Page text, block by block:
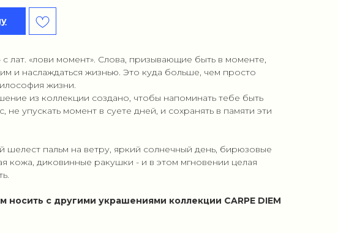
с лат. «лови момент». Слова, призывающие быть в моменте,
и наслаждаться жизнью. Это куда больше, чем просто
жизни.
из коллекции создано, чтобы напоминать тебе быть
не упускать момент в суете дней, и сохранять в памяти эти
шелест пальм на ветру, яркий солнечный день, бирюзовые
кожа, диковинные ракушки - и в этом мгновении целая
носить с другими украшениями коллекции CARPE DIEM